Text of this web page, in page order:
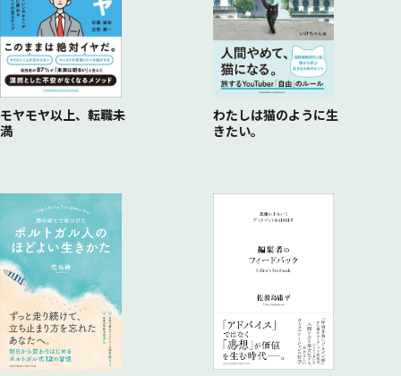
経営姿勢を伝えるには？
創業メンバーの強さとは？
自社の悪いところは改善するな
モヤモヤ以上、転職未
満
わたしは猫のように生
きたい。